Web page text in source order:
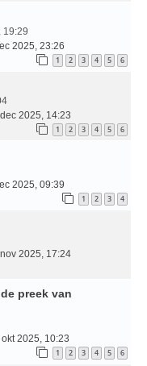
19:29
2025, 23:26
1 2 3 4 5 6
2025, 14:23
1 2 3 4 5 6
2025, 09:39
1 2 3 4
2025, 17:24
preek van
2025, 10:23
1 2 3 4 5 6